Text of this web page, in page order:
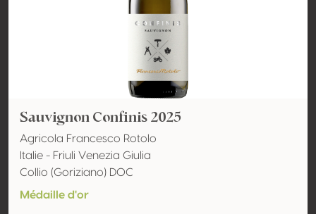
Sauvignon Confinis 2025
Agricola Francesco Rotolo
Italie - Friuli Venezia Giulia
Collio (Goriziano) DOC
Médaille d'or